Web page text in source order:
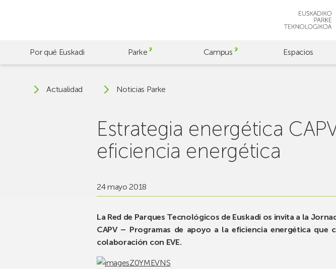
Por qué Euskadi Parke Campus Espacios
Actualidad Noticias Parke
Estrategia energética
eficiencia energética
24 mayo 2018
La Red de Parques Tecnológicos de Euskadi os invita a la
CAPV – Programas de apoyo a la eficiencia energética
colaboración con EVE.